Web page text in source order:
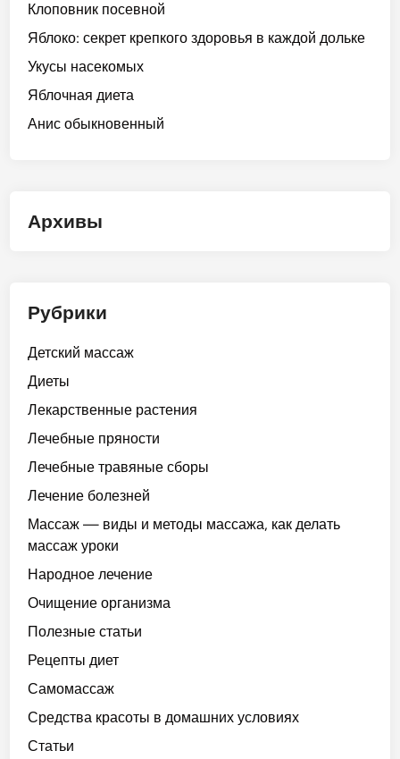
Клоповник посевной
Яблоко: секрет крепкого здоровья в каждой дольке
Укусы насекомых
Яблочная диета
Анис обыкновенный
Архивы
Рубрики
Детский массаж
Диеты
Лекарственные растения
Лечебные пряности
Лечебные травяные сборы
Лечение болезней
Массаж — виды и методы массажа, как делать
массаж уроки
Народное лечение
Очищение организма
Полезные статьи
Рецепты диет
Самомассаж
Средства красоты в домашних условиях
Статьи